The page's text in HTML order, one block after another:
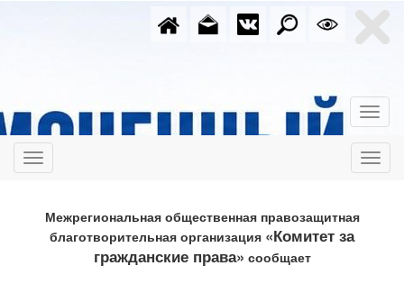
Межрегиональная общественная правозащитная
благотворительная организация «Комитет за
гражданские права» сообщает